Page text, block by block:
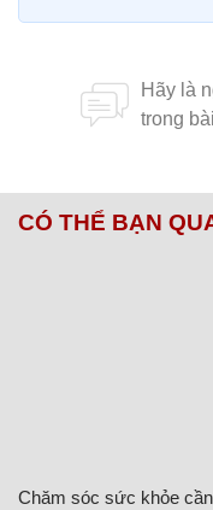
CÓ THỂ BẠN
Chăm sóc sức khỏe